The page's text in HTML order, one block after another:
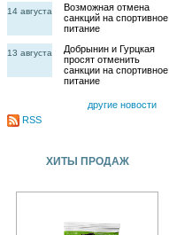
14 августа
Возможная отмена
санкций на спортивное
питание
13 августа
Добрынин и Гурцкая
просят отменить
санкции на спортивное
питание
другие новости
RSS
ХИТЫ ПРОДАЖ